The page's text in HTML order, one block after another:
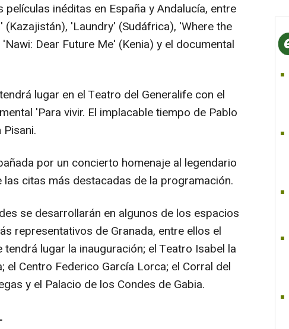
inéditas en España y Andalucía, entre
'Laundry' (Sudáfrica), 'Where the
Dear Future Me' (Kenia) y el documental
lugar en el Teatro del Generalife con el
'Para vivir. El implacable tiempo de Pablo
por un concierto homenaje al legendario
las citas más destacadas de la programación.
se desarrollarán en algunos de los espacios
representativos de Granada, entre ellos el
lugar la inauguración; el Teatro Isabel la
el Centro Federico García Lorca; el Corral del
y el Palacio de los Condes de Gabia.